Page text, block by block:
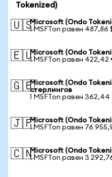
Tokenized)
🇺🇸Microsoft (Ondo
1 MSFTon равен 487,86
🇪🇺Microsoft (Ondo
1 MSFTon равен 422,42
🇬🇧Microsoft (Ondo
стерлингов
1 MSFTon равен 362,44
🇯🇵Microsoft (Ondo
1 MSFTon равен 76
🇨🇳Microsoft (Ondo
1 MSFTon равен 3